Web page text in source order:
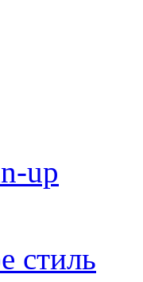
up
стиль